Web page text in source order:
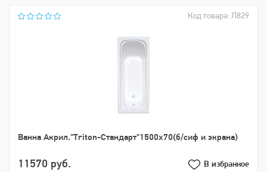
Код товара: Л829
Ванна Акрил."Tгiton-Стандарт"1500х70(б/сиф и экрана)
11570 руб. В избранное